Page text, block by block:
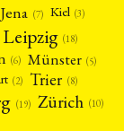
Jena (7) Kiel (3)
Leipzig (18)
(6) Münster (5)
(2) Trier (8)
(19) Zürich (10)